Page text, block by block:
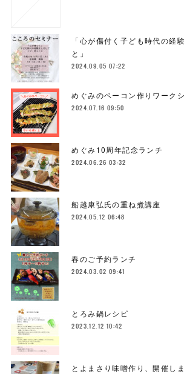
「心が傷付く子ども時代の経
と」
2024.09.05 07:22
めぐみのベーコン作りワーク
2024.07.16 09:50
めぐみ10周年記念ランチ
2024.06.26 03:32
船越康弘氏の重ね煮講座
2024.05.12 06:48
春のご予約ランチ
2024.03.02 09:41
とろみ鍋レシピ
2023.12.12 10:42
とよまさり味噌作り、開催し